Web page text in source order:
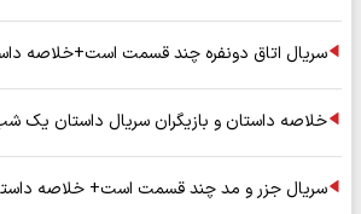
سریال اتاق دونفره چند قسمت است+خلاصه
خلاصه داستان و بازیگران سریال داستان
سریال جزر و مد چند قسمت است+ خلاصه